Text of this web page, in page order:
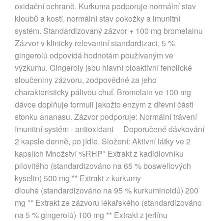
oxidační ochraně. Kurkuma podporuje normální stav
kloubů a kostí, normální stav pokožky a imunitní
systém. Standardizovaný zázvor + 100 mg bromelainu
Zázvor v klinicky relevantní standardizaci, 5 %
gingerolů odpovídá hodnotám používaným ve
výzkumu. Gingeroly jsou hlavní bioaktivní fenolické
sloučeniny zázvoru, zodpovědné za jeho
charakteristicky pálivou chuť. Bromelain ve 100 mg
dávce doplňuje formuli jakožto enzym z dřevní části
stonku ananasu. Zázvor podporuje: Normální trávení
Imunitní systém - antioxidant Doporučené dávkování
2 kapsle denně, po jídle. Složení: Aktivní látky ve 2
kapslích Množství %RHP* Extrakt z kadidlovníku
pilovitého (standardizováno na 65 % boswellových
kyselin) 500 mg ** Extrakt z kurkumy
dlouhé (standardizováno na 95 % kurkuminoidů) 200
mg ** Extrakt ze zázvoru lékařského (standardizováno
na 5 % gingerolů) 100 mg ** Extrakt z jerlínu